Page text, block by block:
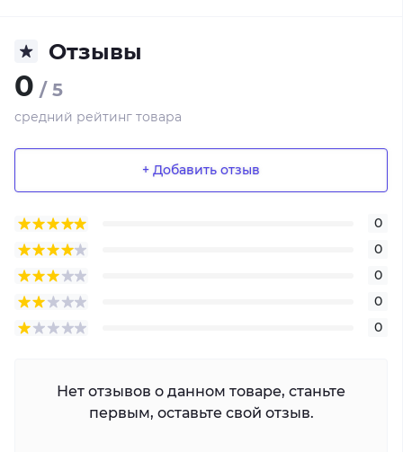
Отзывы
0 / 5
средний рейтинг товара
+ Добавить отзыв
0
0
0
0
0
Нет отзывов о данном товаре, станьте
первым, оставьте свой отзыв.